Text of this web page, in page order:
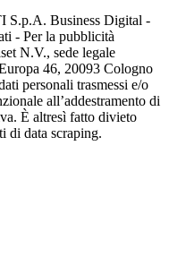
S.p.A. Business Digital -
- Per la pubblicità
N.V., sede legale
46, 20093 Cologno
personali trasmessi e/o
all’addestramento di
È altresì fatto divieto
di data scraping.